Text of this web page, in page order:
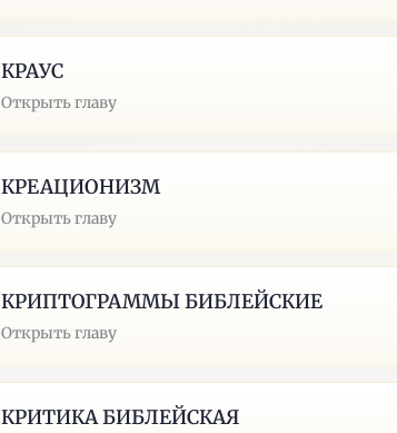
КРАУС
Открыть главу
КРЕАЦИОНИЗМ
Открыть главу
КРИПТОГРАММЫ БИБЛЕЙСКИЕ
Открыть главу
КРИТИКА БИБЛЕЙСКАЯ